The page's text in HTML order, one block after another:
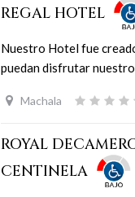
REGAL HOTEL
Nuestro Hotel fue
puedan disfrutar
Machala
ROYAL
CENTINELA